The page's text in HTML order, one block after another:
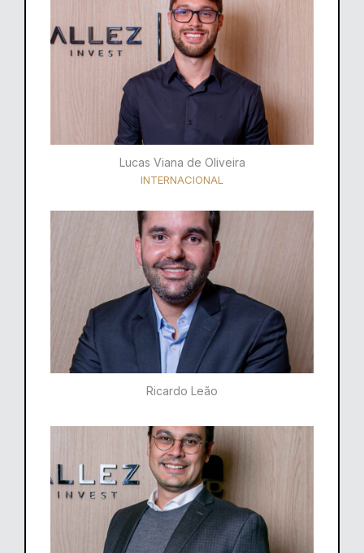
Lucas Viana de Oliveira
INTERNACIONAL
Ricardo Leão​